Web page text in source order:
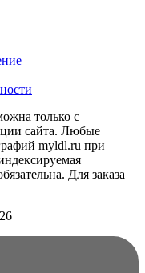
только с
сайта. Любые
myldl.ru при
Для заказа